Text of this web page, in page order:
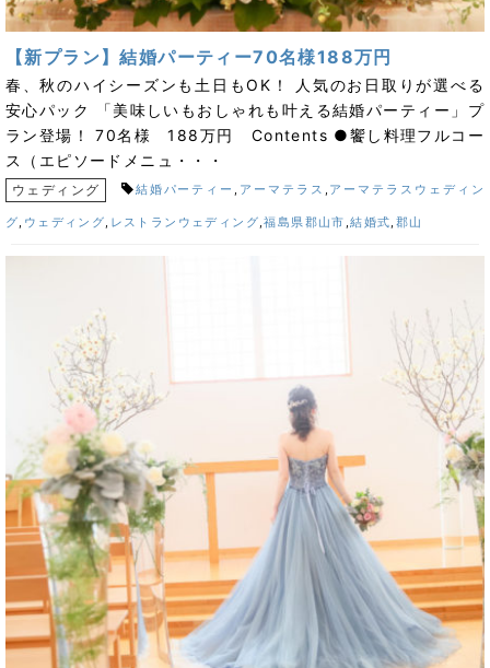
【新プラン】結婚パーティー70名様188万円
春、秋のハイシーズンも土日もOK！ 人気のお日取りが選べる
安心パック 「美味しいもおしゃれも叶える結婚パーティー」プ
ラン登場！ 70名様 188万円 Contents ●饗し料理フルコー
ス（エピソードメニュ・・・
ウェディング 結婚パーティー , アーマテラス , アーマテラスウェディン
グ, ウェディング, レストランウェディング,福島県郡山市 ,結婚式, 郡山